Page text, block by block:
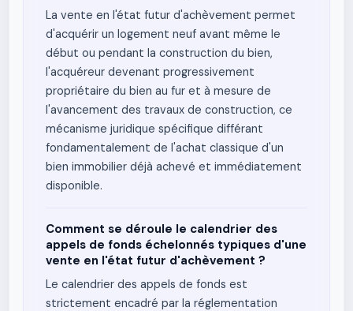
La vente en l'état futur d'achèvement permet
d'acquérir un logement neuf avant même le
début ou pendant la construction du bien,
l'acquéreur devenant progressivement
propriétaire du bien au fur et à mesure de
l'avancement des travaux de construction, ce
mécanisme juridique spécifique différant
fondamentalement de l'achat classique d'un
bien immobilier déjà achevé et immédiatement
disponible.
Comment se déroule le calendrier des
appels de fonds échelonnés typiques d'une
vente en l'état futur d'achèvement ?
Le calendrier des appels de fonds est
strictement encadré par la réglementation